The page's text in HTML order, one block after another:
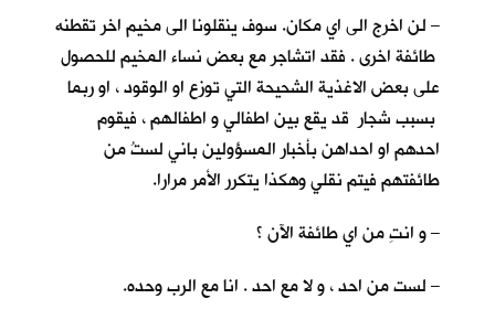
– لن اخرج الى اي مكان. سوف ينقلونا الى مخيم اخر تقطنه
طائفة اخرى . فقد اتشاجر مع بعض نساء المخيم للحصول
على بعض الاغذية الشحيحة التي توزع او الوقود ، او ربما
بسبب شجار قد يقع بين اطفالي و اطفالهم ، فيقوم
احدهم او احداهن بأخبار المسؤولين باني لستُ من
طائفتهم فيتم نقلي وهكذا يتكرر الأمر مرارا.
– و انتِ من اي طائفة الآن ؟
– لست من احد ، و لا مع احد . انا مع الرب وحده.